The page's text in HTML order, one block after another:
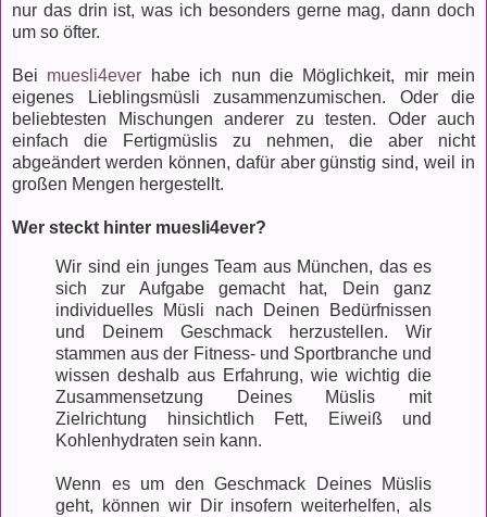
nur das drin ist, was ich besonders gerne mag, dann doch
um so öfter.
Bei muesli4ever habe ich nun die Möglichkeit, mir mein
eigenes Lieblingsmüsli zusammenzumischen. Oder die
beliebtesten Mischungen anderer zu testen. Oder auch
einfach die Fertigmüslis zu nehmen, die aber nicht
abgeändert werden können, dafür aber günstig sind, weil in
großen Mengen hergestellt.
Wer steckt hinter muesli4ever?
Wir sind ein junges Team aus München, das es
sich zur Aufgabe gemacht hat, Dein ganz
individuelles Müsli nach Deinen Bedürfnissen
und Deinem Geschmack herzustellen. Wir
stammen aus der Fitness- und Sportbranche und
wissen deshalb aus Erfahrung, wie wichtig die
Zusammensetzung Deines Müslis mit
Zielrichtung hinsichtlich Fett, Eiweiß und
Kohlenhydraten sein kann.
Wenn es um den Geschmack Deines Müslis
geht, können wir Dir insofern weiterhelfen, als